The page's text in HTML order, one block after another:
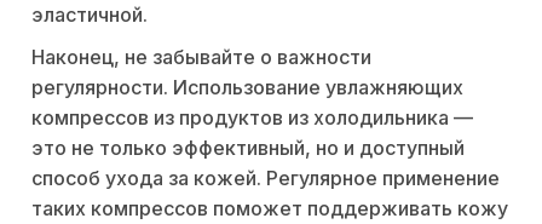
эластичной.
Наконец, не забывайте о важности
регулярности. Использование увлажняющих
компрессов из продуктов из холодильника —
это не только эффективный, но и доступный
способ ухода за кожей. Регулярное применение
таких компрессов поможет поддерживать кожу